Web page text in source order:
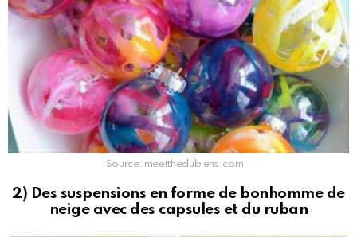
Source: meetthedubiens.com
2) Des suspensions en forme de bonhomme de
neige avec des capsules et du ruban